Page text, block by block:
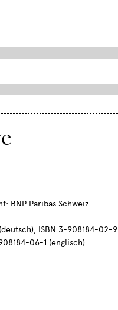
BNP Paribas Schweiz
ISBN 3-908184-02-9
06-1 (englisch)